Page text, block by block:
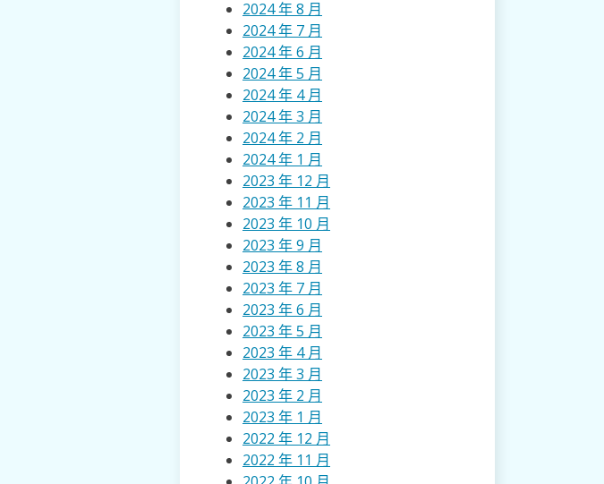
2024 年 8 月
2024 年 7 月
2024 年 6 月
2024 年 5 月
2024 年 4 月
2024 年 3 月
2024 年 2 月
2024 年 1 月
2023 年 12 月
2023 年 11 月
2023 年 10 月
2023 年 9 月
2023 年 8 月
2023 年 7 月
2023 年 6 月
2023 年 5 月
2023 年 4 月
2023 年 3 月
2023 年 2 月
2023 年 1 月
2022 年 12 月
2022 年 11 月